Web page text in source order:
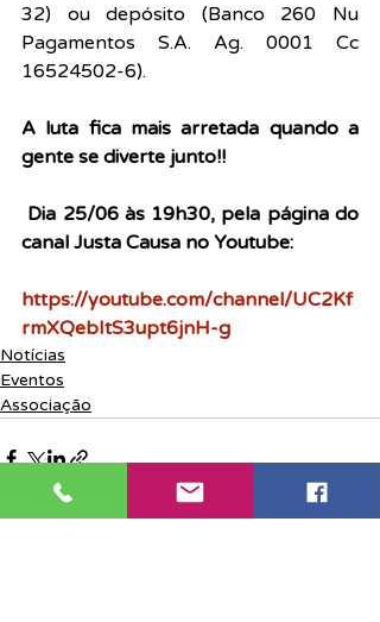
32) ou depósito (Banco 260 Nu
Pagamentos S.A. Ag. 0001 Cc
16524502-6).
A luta fica mais arretada quando a
gente se diverte junto!!
canal Justa Causa no Youtube:
https://youtube.com/channel/UC2Kf
rmXQebItS3upt6jnH-g
Notícias
Eventos
Associação